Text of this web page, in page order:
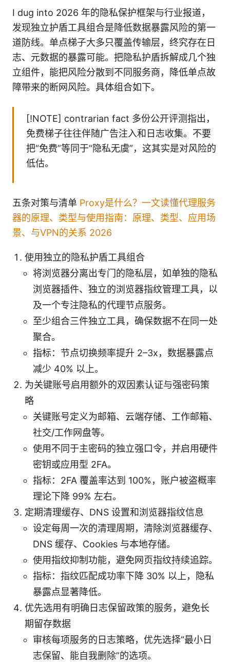
I dug into 2026 年的隐私保护框架与行业报道，
发现独立护盾工具组合是降低数据暴露风险的第一
道防线。单点梯子大多只覆盖传输层，终究存在日
志、元数据的暴露可能。把隐私护盾拆解成几个独
立组件，能把风险分散到不同服务商，降低单点故
障带来的断网风险。具体组合如下。
[!NOTE] contrarian fact 多份公开评测指出，
免费梯子往往伴随广告注入和日志收集。不要
把“免费”等同于“隐私无虞”，这其实是对风险的
低估。
五条对策与清单 Proxy是什么？一文读懂代理服务
器的原理、类型与使用指南：原理、类型、应用场
景、与VPN的关系 2026
使用独立的隐私护盾工具组合
将浏览器分离出专门的隐私层，如单独的隐私
浏览器插件、独立的浏览器指纹管理工具，以
及一个专注隐私的代理节点服务。
至少组合三件独立工具，确保数据不在同一处
聚合。
指标：节点切换频率提升 2–3x，数据暴露点
减少 40% 以上。
为关键账号启用额外的双因素认证与强密码策
略
关键账号定义为邮箱、云端存储、工作邮箱、
社交/工作网盘等。
使用不同于主密码的独立强口令，并启用硬件
密钥或应用型 2FA。
指标：2FA 覆盖率达到 100%，账户被盗概率
理论下降 99% 左右。
定期清理缓存、DNS 设置和浏览器指纹信息
设定每周一次的清理周期，清除浏览器缓存、
DNS 缓存、Cookies 与本地存储。
使用指纹抑制功能，避免网页指纹持续追踪。
指标：指纹匹配成功率下降 30% 以上，隐私
暴露点显著降低。
优先选用有明确日志保留政策的服务，避免长
期留存数据
审核每项服务的日志策略，优先选择“最小日
志保留、能自我删除”的选项。